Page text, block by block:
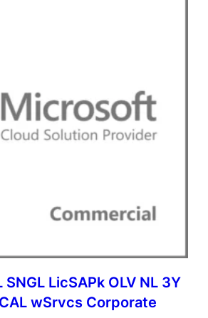
LicSAPk OLV NL 3Y
wSrvcs Corporate